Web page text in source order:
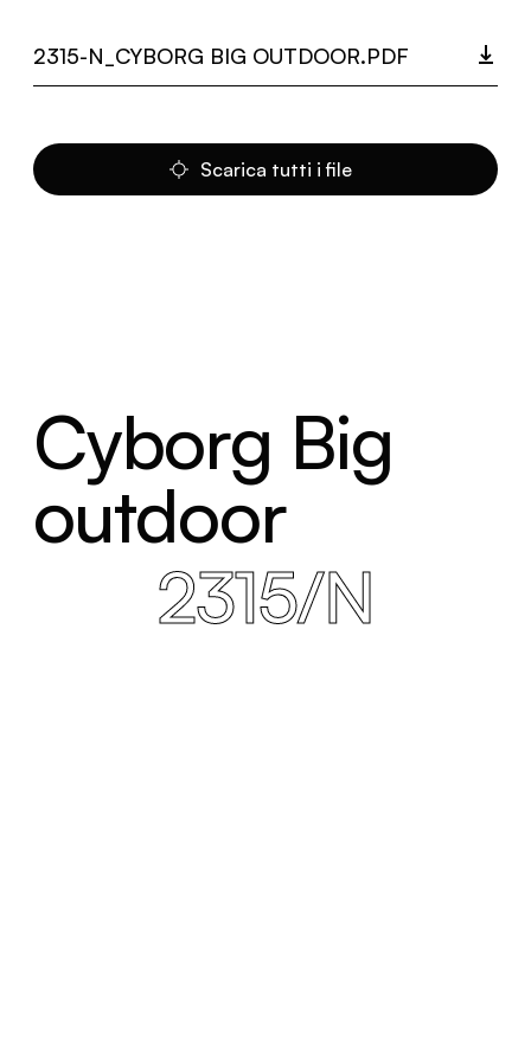
2315-N_CYBORG BIG OUTDOOR.PDF
Scarica tutti i file
Cyborg Big
outdoor
2315/N